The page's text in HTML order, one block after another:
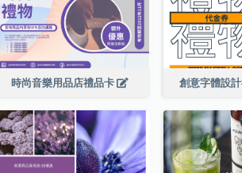
時尚音樂用品店禮品卡 創意字體設